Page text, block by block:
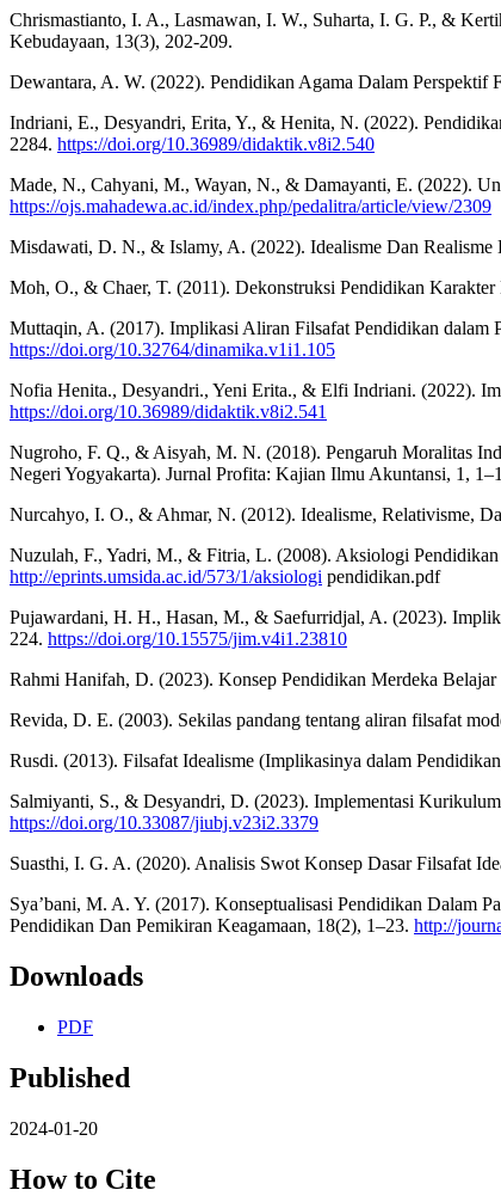
Chrismastianto, I. A., Lasmawan, I. W., Suharta, I. G. P., &
Kebudayaan, 13(3), 202-209.
Dewantara, A. W. (2022). Pendidikan Agama Dalam
Indriani, E., Desyandri, Erita, Y., & Henita, N. (2022).
2284. https://doi.org/10.36989/didaktik.v8i2.540
Made, N., Cahyani, M., Wayan, N., & Damayanti, E. (2022).
https://ojs.mahadewa.ac.id/index.php/pedalitra/article/view/2309
Misdawati, D. N., & Islamy, A. (2022). Idealisme Dan
Moh, O., & Chaer, T. (2011). Dekonstruksi Pendidikan
Muttaqin, A. (2017). Implikasi Aliran Filsafat Pendidikan
https://doi.org/10.32764/dinamika.v1i1.105
Nofia Henita., Desyandri., Yeni Erita., & Elfi Indriani. (2022).
https://doi.org/10.36989/didaktik.v8i2.541
Nugroho, F. Q., & Aisyah, M. N. (2018). Pengaruh Moralitas
Negeri Yogyakarta). Jurnal Profita: Kajian Ilmu Akuntansi, 1,
Nurcahyo, I. O., & Ahmar, N. (2012). Idealisme, Relativisme,
Nuzulah, F., Yadri, M., & Fitria, L. (2008). Aksiologi Pendidikan
http://eprints.umsida.ac.id/573/1/aksiologi pendidikan.pdf
Pujawardani, H. H., Hasan, M., & Saefurridjal, A. (2023).
224. https://doi.org/10.15575/jim.v4i1.23810
Rahmi Hanifah, D. (2023). Konsep Pendidikan Merdeka
Revida, D. E. (2003). Sekilas pandang tentang aliran filsafat
Rusdi. (2013). Filsafat Idealisme (Implikasinya dalam
Salmiyanti, S., & Desyandri, D. (2023). Implementasi
https://doi.org/10.33087/jiubj.v23i2.3379
Suasthi, I. G. A. (2020). Analisis Swot Konsep Dasar Filsafat
Sya’bani, M. A. Y. (2017). Konseptualisasi Pendidikan Dalam
Pendidikan Dan Pemikiran Keagamaan, 18(2), 1–23. http://
Downloads
PDF
Published
2024-01-20
How to Cite